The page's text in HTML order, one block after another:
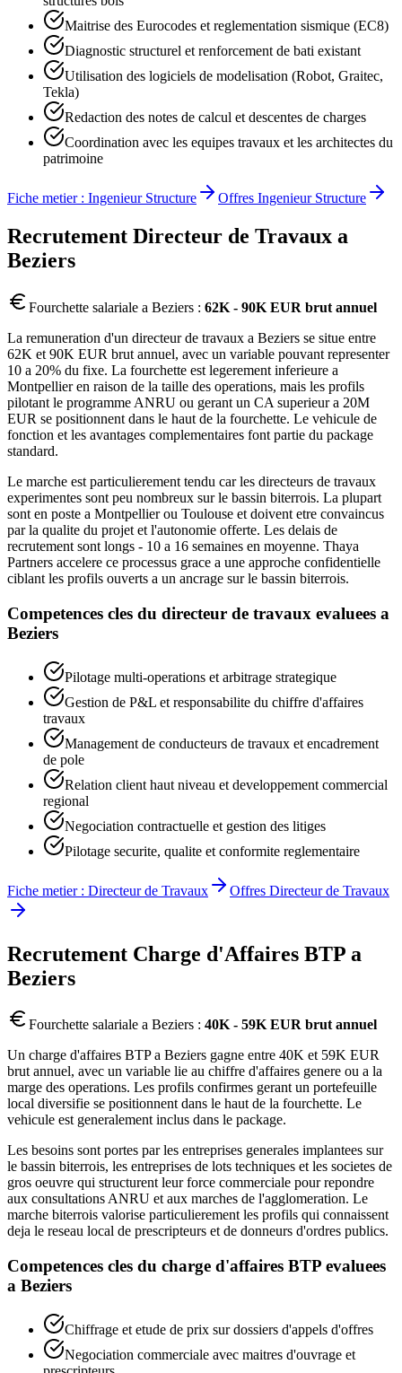
Maitrise des Eurocodes et reglementation sismique (EC8)
Diagnostic structurel et renforcement de bati existant
Utilisation des logiciels de modelisation (Robot, Graitec,
Tekla)
Redaction des notes de calcul et descentes de charges
Coordination avec les equipes travaux et les architectes du
patrimoine
Fiche metier : Ingenieur Structure Offres Ingenieur Structure
Recrutement Directeur de Travaux a
Beziers
Fourchette salariale a Beziers : 62K - 90K EUR brut annuel
La remuneration d'un directeur de travaux a Beziers se situe entre
62K et 90K EUR brut annuel, avec un variable pouvant representer
10 a 20% du fixe. La fourchette est legerement inferieure a
Montpellier en raison de la taille des operations, mais les profils
pilotant le programme ANRU ou gerant un CA superieur a 20M
EUR se positionnent dans le haut de la fourchette. Le vehicule de
fonction et les avantages complementaires font partie du package
standard.
Le marche est particulierement tendu car les directeurs de travaux
experimentes sont peu nombreux sur le bassin biterrois. La plupart
sont en poste a Montpellier ou Toulouse et doivent etre convaincus
par la qualite du projet et l'autonomie offerte. Les delais de
recrutement sont longs - 10 a 16 semaines en moyenne. Thaya
Partners accelere ce processus grace a une approche confidentielle
ciblant les profils ouverts a un ancrage sur le bassin biterrois.
Competences cles du directeur de travaux evaluees a
Beziers
Pilotage multi-operations et arbitrage strategique
Gestion de P&L et responsabilite du chiffre d'affaires
travaux
Management de conducteurs de travaux et encadrement
de pole
Relation client haut niveau et developpement commercial
regional
Negociation contractuelle et gestion des litiges
Pilotage securite, qualite et conformite reglementaire
Fiche metier : Directeur de Travaux Offres Directeur de Travaux
Recrutement Charge d'Affaires BTP a
Beziers
Fourchette salariale a Beziers : 40K - 59K EUR brut annuel
Un charge d'affaires BTP a Beziers gagne entre 40K et 59K EUR
brut annuel, avec un variable lie au chiffre d'affaires genere ou a la
marge des operations. Les profils confirmes gerant un portefeuille
local diversifie se positionnent dans le haut de la fourchette. Le
vehicule est generalement inclus dans le package.
Les besoins sont portes par les entreprises generales implantees sur
le bassin biterrois, les entreprises de lots techniques et les societes de
gros oeuvre qui structurent leur force commerciale pour repondre
aux consultations ANRU et aux marches de l'agglomeration. Le
marche biterrois valorise particulierement les profils qui connaissent
deja le reseau local de prescripteurs et de donneurs d'ordres publics.
Competences cles du charge d'affaires BTP evaluees
a Beziers
Chiffrage et etude de prix sur dossiers d'appels d'offres
Negociation commerciale avec maitres d'ouvrage et